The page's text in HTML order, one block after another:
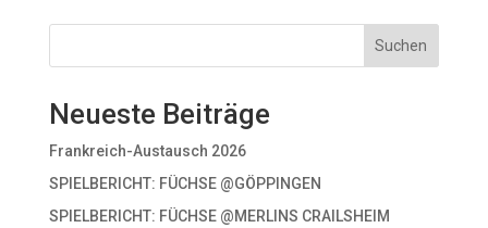
Suchen
Neueste Beiträge
Frankreich-Austausch 2026
SPIELBERICHT: FÜCHSE @GÖPPINGEN
SPIELBERICHT: FÜCHSE @MERLINS CRAILSHEIM